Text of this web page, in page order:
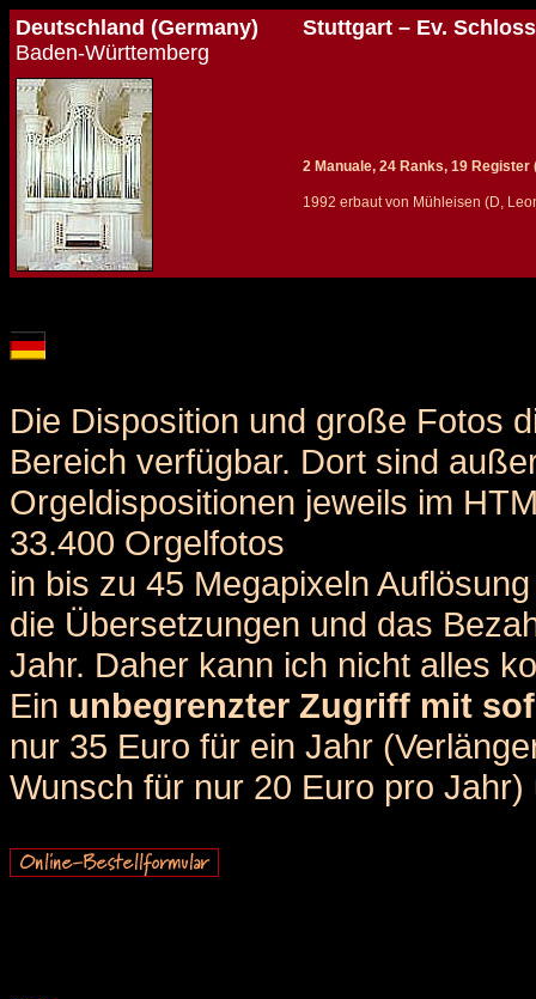
Deutschland (Germany)
Baden-Württemberg
Stuttgart – Ev.
2 Manuale, 24 Ranks, 19 Register
1992 erbaut von Mühleisen (D,
Die Disposition und große Fotos
Bereich verfügbar. Dort sind
Orgeldispositionen jeweils im
33.400 Orgelfotos
in bis zu 45 Megapixeln
die Übersetzungen und das
Jahr. Daher kann ich nicht alles
Ein unbegrenzter Zugriff mit
nur 35 Euro für ein Jahr
Wunsch für nur 20 Euro pro